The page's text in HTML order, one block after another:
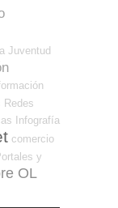
Juventud
Redes
Infografía
comercio
y
OL